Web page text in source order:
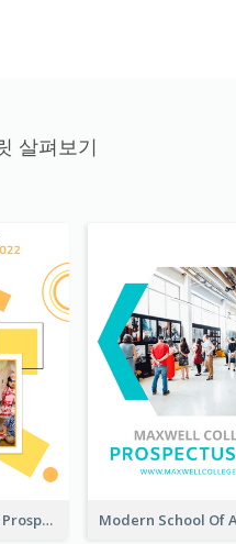
살펴보기
Funky Kindergarten Prospectus